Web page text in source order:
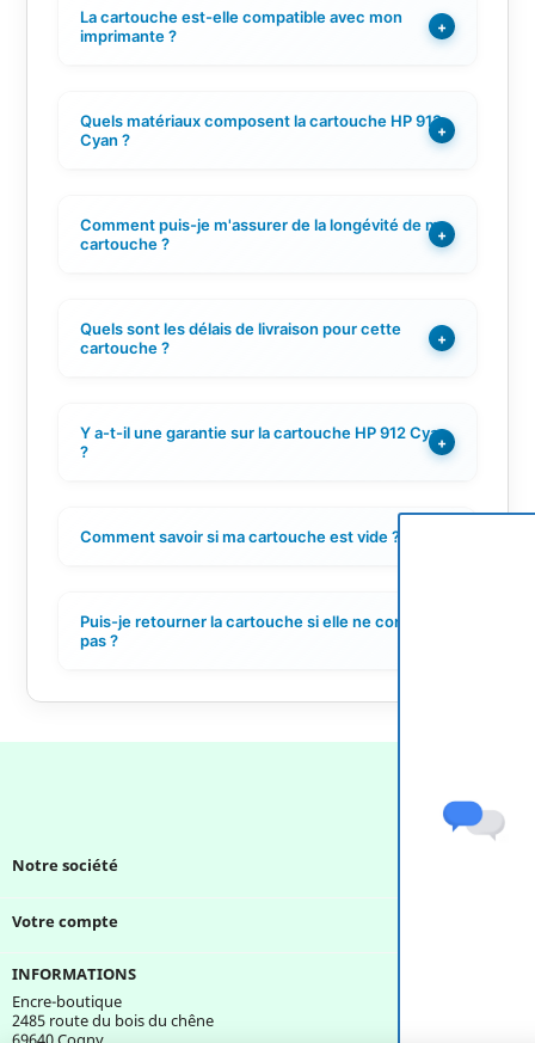
La cartouche est-elle compatible avec mon
imprimante ?
+
Quels matériaux composent la cartouche HP 912
Cyan ?
+
Comment puis-je m'assurer de la longévité de ma
cartouche ?
+
Quels sont les délais de livraison pour cette
cartouche ?
+
Y a-t-il une garantie sur la cartouche HP 912 Cyan
?
+
Comment savoir si ma cartouche est vide ?
Puis-je retourner la cartouche si elle ne convient
pas ?
Notre société
Votre compte
INFORMATIONS
Encre-boutique
2485 route du bois du chêne